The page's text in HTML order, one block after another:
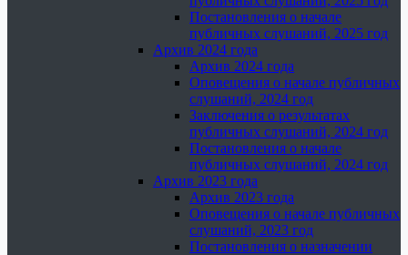
Постановления о начале
публичных слушаний, 2025 год
Архив 2024 года
Архив 2024 года
Оповещения о начале публичных
слушаний, 2024 год
Заключения о результатах
публичных слушаний, 2024 год
Постановления о начале
публичных слушаний, 2024 год
Архив 2023 года
Архив 2023 года
Оповещения о начале публичных
слушаний, 2023 год
Постановления о назначении